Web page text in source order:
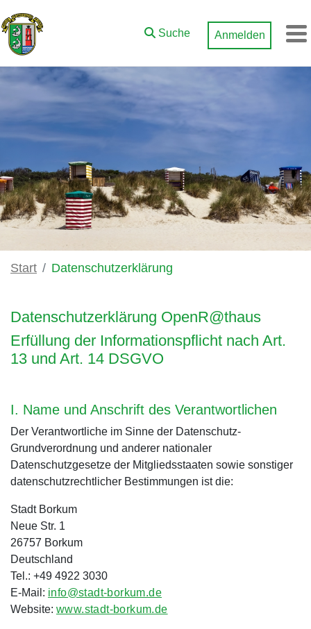
Zum Hauptinhalt springen
Suche
Anmelden
Start Datenschutzerklärung
Datenschutzerklärung OpenR@thaus
Erfüllung der Informationspflicht nach Art.
13 und Art. 14 DSGVO
I. Name und Anschrift des Verantwortlichen
Der Verantwortliche im Sinne der Datenschutz-
Grundverordnung und anderer nationaler
Datenschutzgesetze der Mitgliedsstaaten sowie sonstiger
datenschutzrechtlicher Bestimmungen ist die:
Stadt Borkum
Neue Str. 1
26757 Borkum
Deutschland
Tel.: +49 4922 3030
E-Mail: info@stadt-borkum.de
Website: www.stadt-borkum.de